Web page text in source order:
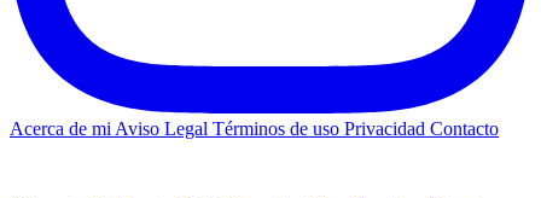
Acerca de mi Aviso Legal Términos de uso Privacidad Contacto